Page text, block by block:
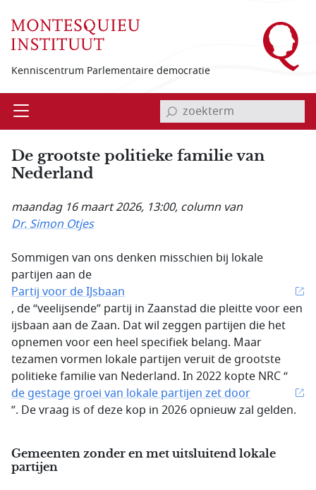
Kenniscentrum Parlementaire democratie
Open invoerveld zoekterm
De grootste politieke familie van
Nederland
maandag 16 maart 2026, 13:00, column van
Dr. Simon Otjes
Sommigen van ons denken misschien bij lokale
partijen aan de
Partij voor de IJsbaan
, de “veelijsende” partij in Zaanstad die pleitte voor een
ijsbaan aan de Zaan. Dat wil zeggen partijen die het
opnemen voor een heel specifiek belang. Maar
tezamen vormen lokale partijen veruit de grootste
politieke familie van Nederland. In 2022 kopte NRC “
de gestage groei van lokale partijen zet door
”. De vraag is of deze kop in 2026 opnieuw zal gelden.
Gemeenten zonder en met uitsluitend lokale
partijen